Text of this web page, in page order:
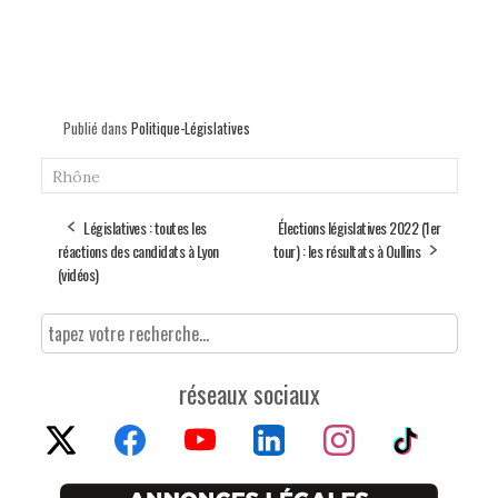
Publié dans Politique-Législatives
Rhône
Législatives : toutes les
réactions des candidats à Lyon
(vidéos)
Élections législatives 2022 (1er
tour) : les résultats à Oullins
réseaux sociaux